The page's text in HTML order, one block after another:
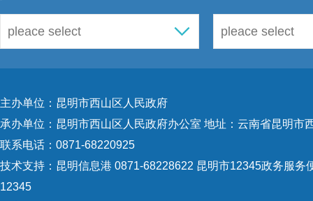
主办单位：昆明市西山区人民政府
承办单位：昆明市西山区人民政府办公室 地址：云南省昆明市
联系电话：0871-68220925
技术支持： 昆明信息港 0871-68228622 昆明市12345政务服务
12345